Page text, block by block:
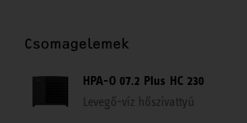
Csomagelemek
HPA-O 07.2 Plus HC 230
Levegő-víz hőszivattyú